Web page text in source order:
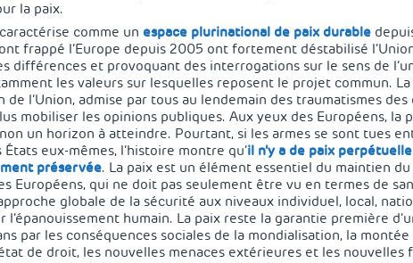
la paix.
comme un espace plurinational de paix durable
frappé l’Europe depuis 2005 ont fortement déstabilisé
différences et provoquant des interrogations sur le sens de
les valeurs sur lesquelles reposent le projet commun. La
de l’Union, admise par tous au lendemain des traumatismes
mobiliser les opinions publiques. Aux yeux des Européens, la
un horizon à atteindre. Pourtant, si les armes se sont tues
eux-mêmes, l’histoire montre qu’il n’y a de paix
préservée. La paix est un élément essentiel du maintien
Européens, qui ne doit pas seulement être vu en termes de
globale de la sécurité aux niveaux individuel, local,
humain. La paix reste la garantie première
par les conséquences sociales de la mondialisation, la montée
de droit, les nouvelles menaces extérieures et les nouvelles